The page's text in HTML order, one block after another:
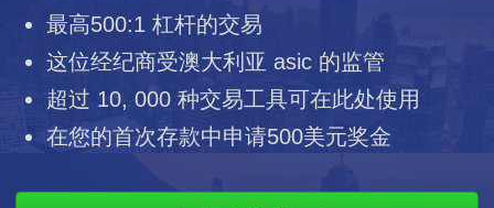
最高500:1 杠杆的交易
这位经纪商受澳大利亚 asic 的监管
超过 10, 000 种交易工具可在此处使用
在您的首次存款中申请500美元奖金